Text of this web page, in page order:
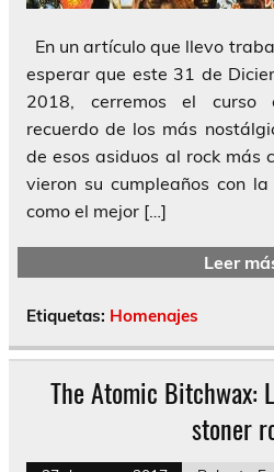
En un artículo que llevo
esperar que este 31 de
2018, cerremos el curso
recuerdo de los más
de esos asiduos al rock más
vieron su cumpleaños con
como el mejor […]
Leer
Etiquetas: Homenajes
The Atomic Bitchwax:
stoner